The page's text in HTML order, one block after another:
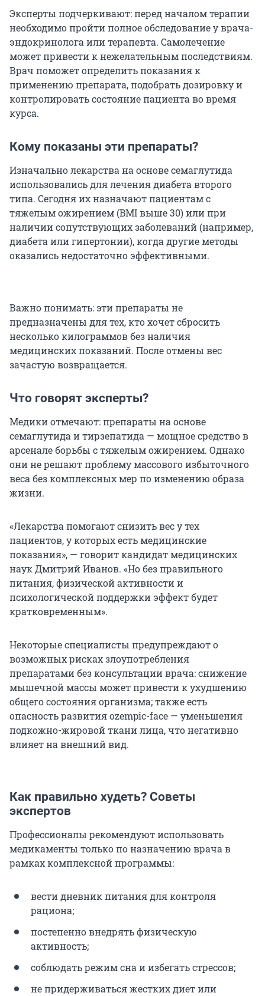
Эксперты подчеркивают: перед началом терапии
необходимо пройти полное обследование у врача-
эндокринолога или терапевта. Самолечение
может привести к нежелательным последствиям.
Врач поможет определить показания к
применению препарата, подобрать дозировку и
контролировать состояние пациента во время
курса.
Кому показаны эти препараты?
Изначально лекарства на основе семаглутида
использовались для лечения диабета второго
типа. Сегодня их назначают пациентам с
тяжелым ожирением (BMI выше 30) или при
наличии сопутствующих заболеваний (например,
диабета или гипертонии), когда другие методы
оказались недостаточно эффективными.
Важно понимать: эти препараты не
предназначены для тех, кто хочет сбросить
несколько килограммов без наличия
медицинских показаний. После отмены вес
зачастую возвращается.
Что говорят эксперты?
Медики отмечают: препараты на основе
семаглутида и тирзепатида — мощное средство в
арсенале борьбы с тяжелым ожирением. Однако
они не решают проблему массового избыточного
веса без комплексных мер по изменению образа
жизни.
«Лекарства помогают снизить вес у тех
пациентов, у которых есть медицинские
показания», — говорит кандидат медицинских
наук Дмитрий Иванов. «Но без правильного
питания, физической активности и
психологической поддержки эффект будет
кратковременным».
Некоторые специалисты предупреждают о
возможных рисках злоупотребления
препаратами без консультации врача: снижение
мышечной массы может привести к ухудшению
общего состояния организма; также есть
опасность развития ozempic-face — уменьшения
подкожно-жировой ткани лица, что негативно
влияет на внешний вид.
Как правильно худеть? Советы
экспертов
Профессионалы рекомендуют использовать
медикаменты только по назначению врача в
рамках комплексной программы:
вести дневник питания для контроля
рациона;
постепенно внедрять физическую
активность;
соблюдать режим сна и избегать стрессов;
не придерживаться жестких диет или